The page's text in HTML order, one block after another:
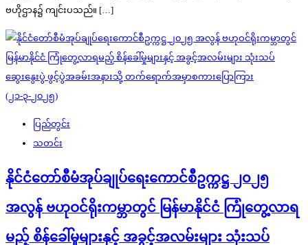
ဗဟိုဌာန၌ ကျင်းပသည်။ […]
ပြည်တွင်း
သတင်း
နိုင်ငံတော်စီမံအုပ်ချုပ်ရေးကောင်စီဥက္ကဋ္ဌ ၂၀၂၅
အလွန် ဗဟုဝင်ရိုးကမ္ဘာတွင် မြန်မာနိုင်ငံ ကြုံတွေ့လာရ
မည့် စိန်ခေါ်မှုများနှင့် အခွင့်အလမ်းများ သုံးသပ်